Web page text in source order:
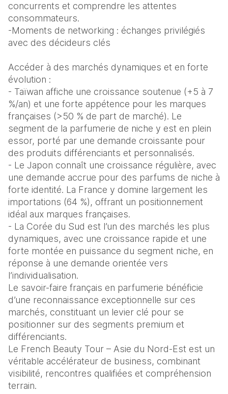
concurrents et comprendre les attentes
consommateurs.
-Moments de networking : échanges privilégiés
avec des décideurs clés
Accéder à des marchés dynamiques et en forte
évolution :
- Taïwan affiche une croissance soutenue (+5 à 7
%/an) et une forte appétence pour les marques
françaises (>50 % de part de marché). Le
segment de la parfumerie de niche y est en plein
essor, porté par une demande croissante pour
des produits différenciants et personnalisés.
- Le Japon connaît une croissance régulière, avec
une demande accrue pour des parfums de niche à
forte identité. La France y domine largement les
importations (64 %), offrant un positionnement
idéal aux marques françaises.
- La Corée du Sud est l’un des marchés les plus
dynamiques, avec une croissance rapide et une
forte montée en puissance du segment niche, en
réponse à une demande orientée vers
l’individualisation.
Le savoir-faire français en parfumerie bénéficie
d’une reconnaissance exceptionnelle sur ces
marchés, constituant un levier clé pour se
positionner sur des segments premium et
différenciants.
Le French Beauty Tour – Asie du Nord-Est est un
véritable accélérateur de business, combinant
visibilité, rencontres qualifiées et compréhension
terrain.